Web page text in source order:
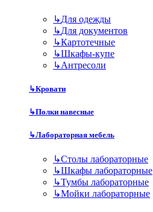
↳Для одежды
↳Для документов
↳Картотечные
↳Шкафы-купе
↳Антресоли
↳Кровати
↳Полки навесные
↳Лабораторная мебель
↳Столы лабораторные
↳Шкафы лабораторные
↳Тумбы лабораторные
↳Мойки лабораторные